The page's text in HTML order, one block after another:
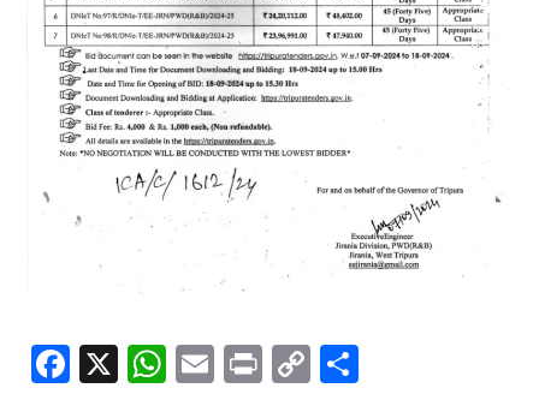
Facebook
X WhatsApp
EmailPrintCopy